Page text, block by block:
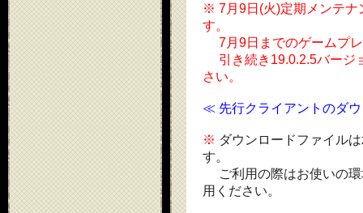
※ 7月9日(火)定期メンテナ
す。
7月9日までのゲームプ
引き続き19.0.2.5バージ
さい。
≪ 先行クライアントのダ
※ ダウンロードファイル
す。
ご利用の際はお使いの環
用ください。